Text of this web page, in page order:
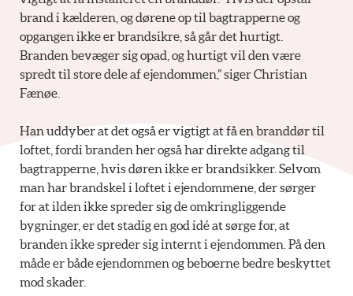
brand i kælderen, og dørene op til bagtrapperne og
opgangen ikke er brandsikre, så går det hurtigt.
Branden bevæger sig opad, og hurtigt vil den være
spredt til store dele af ejendommen,” siger Christian
Fænøe.
Han uddyber at det også er vigtigt at få en branddør til
loftet, fordi branden her også har direkte adgang til
bagtrapperne, hvis døren ikke er brandsikker. Selvom
man har brandskel i loftet i ejendommene, der sørger
for at ilden ikke spreder sig de omkringliggende
bygninger, er det stadig en god idé at sørge for, at
branden ikke spreder sig internt i ejendommen. På den
måde er både ejendommen og beboerne bedre beskyttet
mod skader.